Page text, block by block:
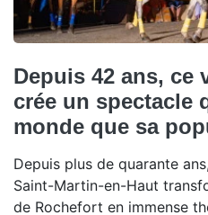
Depuis 42 ans, ce
crée un spectacle
monde que sa
Depuis plus de quarante
Saint-Martin-en-Haut
de Rochefort en immense